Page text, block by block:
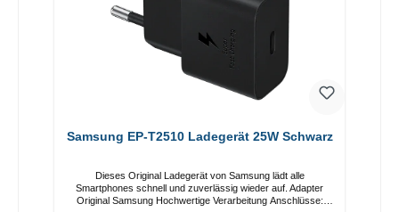
Samsung EP-T2510 Ladegerät 25W Schwarz
Dieses Original Ladegerät von Samsung lädt alle
Smartphones schnell und zuverlässig wieder auf. Adapter
Original Samsung Hochwertige Verarbeitung Anschlüsse: